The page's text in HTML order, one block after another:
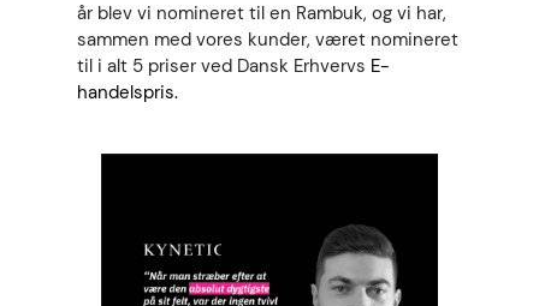
år blev vi nomineret til en Rambuk, og vi har,
sammen med vores kunder, været nomineret
til i alt 5 priser ved Dansk Erhvervs E-
handelspris.